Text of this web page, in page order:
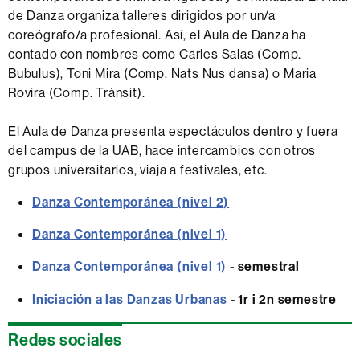
de Danza organiza talleres dirigidos por un/a
coreógrafo/a profesional. Así, el Aula de Danza ha
contado con nombres como Carles Salas (Comp.
Bubulus), Toni Mira (Comp. Nats Nus dansa) o Maria
Rovira (Comp. Trànsit).
El Aula de Danza presenta espectáculos dentro y fuera
del campus de la UAB, hace intercambios con otros
grupos universitarios, viaja a festivales, etc.
Danza Contemporánea (nivel 2)
Danza Contemporánea (nivel 1)
Danza Contemporánea (nivel 1) - semestral
Iniciación a las Danzas Urbanas - 1r i 2n semestre
Información
Redes sociales